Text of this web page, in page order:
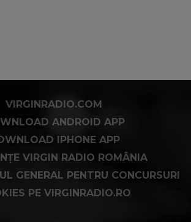
VIRGINRADIO.COM
ANDROID APP
IPHONE APP
VIRGIN RADIO ROMÂNIA
GENERAL PENTRU CONCURSURI
PE VIRGINRADIO.RO